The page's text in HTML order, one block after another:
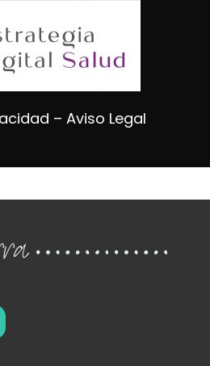
– Aviso Legal